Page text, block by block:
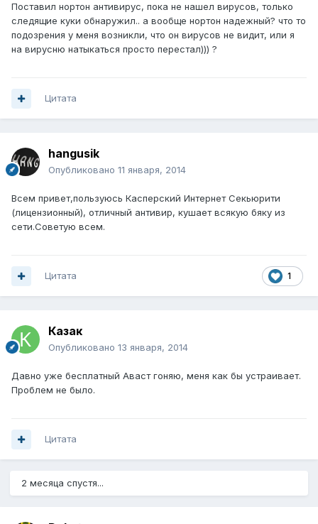
Поставил нортон антивирус, пока не нашел вирусов, только
следящие куки обнаружил.. а вообще нортон надежный? что то
подозрения у меня возникли, что он вирусов не видит, или я
на вирусню натыкаться просто перестал))) ?
Цитата
hangusik
Опубликовано 11 января, 2014
Всем привет,пользуюсь Касперский Интернет Секьюрити
(лицензионный), отличный антивир, кушает всякую бяку из
сети.Советую всем.
1
Цитата
Казак
Опубликовано 13 января, 2014
Давно уже бесплатный Аваст гоняю, меня как бы устраивает.
Проблем не было.
Цитата
2 месяца спустя...